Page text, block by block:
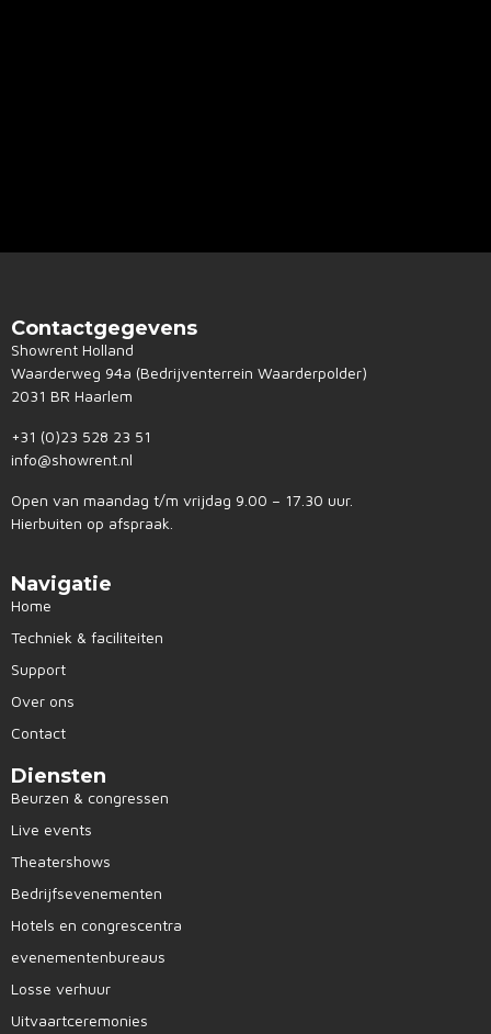
Contactgegevens
Showrent Holland
Waarderweg 94a (Bedrijventerrein Waarderpolder)
2031 BR Haarlem
+31 (0)23 528 23 51
info@showrent.nl
Open van maandag t/m vrijdag 9.00 – 17.30 uur.
Hierbuiten op afspraak.
Navigatie
Home
Techniek & faciliteiten
Support
Over ons
Contact
Diensten
Beurzen & congressen
Live events
Theatershows
Bedrijfsevenementen
Hotels en congrescentra
evenementenbureaus
Losse verhuur
Uitvaartceremonies